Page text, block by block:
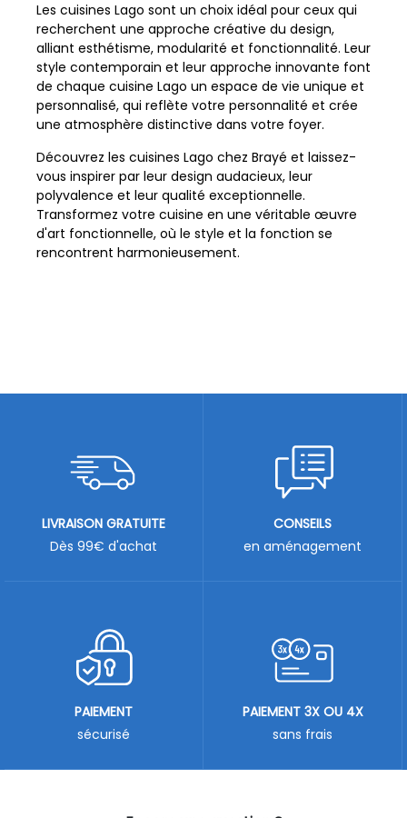
Les cuisines Lago sont un choix idéal pour ceux qui
recherchent une approche créative du design,
alliant esthétisme, modularité et fonctionnalité. Leur
style contemporain et leur approche innovante font
de chaque cuisine Lago un espace de vie unique et
personnalisé, qui reflète votre personnalité et crée
une atmosphère distinctive dans votre foyer.
Découvrez les cuisines Lago chez Brayé et laissez-
vous inspirer par leur design audacieux, leur
polyvalence et leur qualité exceptionnelle.
Transformez votre cuisine en une véritable œuvre
d'art fonctionnelle, où le style et la fonction se
rencontrent harmonieusement.
LIVRAISON GRATUITE
Dès 99€ d'achat
CONSEILS
en aménagement
PAIEMENT
sécurisé
PAIEMENT 3X OU 4X
sans frais